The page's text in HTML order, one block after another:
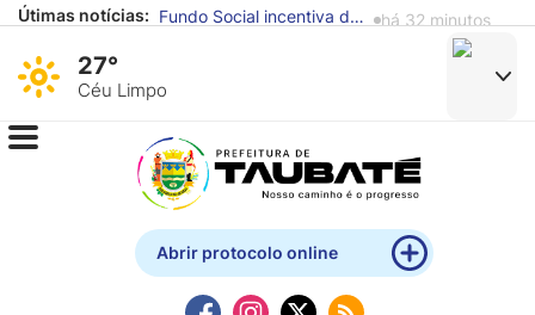
Útimas notícias: Taubaté avança no Ideb e supera média nacional nos anos iniciais e finais do Ensino Fundamental há 16 horas
27°
Céu Limpo
Abrir protocolo online